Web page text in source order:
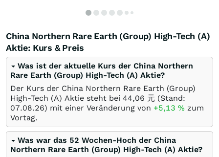
China Northern Rare Earth (Group) High-Tech (A)
Aktie: Kurs & Preis
Was ist der aktuelle Kurs der China Northern
Rare Earth (Group) High-Tech (A) Aktie?
Der Kurs der China Northern Rare Earth (Group)
High-Tech (A) Aktie steht bei 44,06 元 (Stand:
07.08.26) mit einer Veränderung von +5,13 % zum
Vortag.
Was war das 52 Wochen-Hoch der China
Northern Rare Earth (Group) High-Tech (A) Aktie?